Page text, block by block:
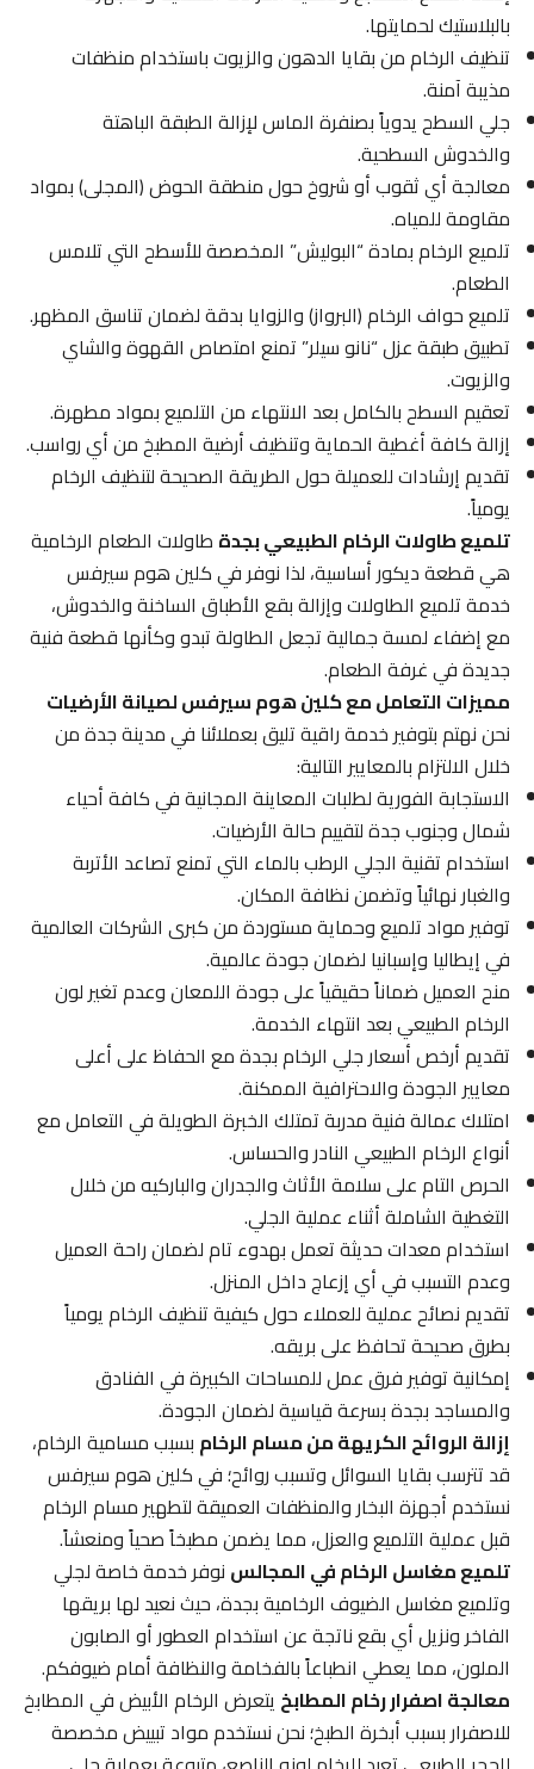
بالبلاستيك لحمايتها.
تنظيف الرخام من بقايا الدهون والزيوت باستخدام منظفات
مذيبة آمنة.
جلي السطح يدوياً بصنفرة الماس لإزالة الطبقة الباهتة
والخدوش السطحية.
معالجة أي ثقوب أو شروخ حول منطقة الحوض (المجلى) بمواد
مقاومة للمياه.
تلميع الرخام بمادة “البوليش” المخصصة للأسطح التي تلامس
الطعام.
تلميع حواف الرخام (البرواز) والزوايا بدقة لضمان تناسق المظهر.
تطبيق طبقة عزل “نانو سيلر” تمنع امتصاص القهوة والشاي
والزيوت.
تعقيم السطح بالكامل بعد الانتهاء من التلميع بمواد مطهرة.
إزالة كافة أغطية الحماية وتنظيف أرضية المطبخ من أي رواسب.
تقديم إرشادات للعميلة حول الطريقة الصحيحة لتنظيف الرخام
يومياً.
تلميع طاولات الرخام الطبيعي بجدةطاولات الطعام الرخامية
هي قطعة ديكور أساسية، لذا نوفر في كلين هوم سيرفس
خدمة تلميع الطاولات وإزالة بقع الأطباق الساخنة والخدوش،
مع إضفاء لمسة جمالية تجعل الطاولة تبدو وكأنها قطعة فنية
جديدة في غرفة الطعام.
مميزات التعامل مع كلين هوم سيرفس لصيانة الأرضيات
نحن نهتم بتوفير خدمة راقية تليق بعملائنا في مدينة جدة من
خلال الالتزام بالمعايير التالية:
الاستجابة الفورية لطلبات المعاينة المجانية في كافة أحياء
شمال وجنوب جدة لتقييم حالة الأرضيات.
استخدام تقنية الجلي الرطب بالماء التي تمنع تصاعد الأتربة
والغبار نهائياً وتضمن نظافة المكان.
توفير مواد تلميع وحماية مستوردة من كبرى الشركات العالمية
في إيطاليا وإسبانيا لضمان جودة عالمية.
منح العميل ضماناً حقيقياً على جودة اللمعان وعدم تغير لون
الرخام الطبيعي بعد انتهاء الخدمة.
تقديم أرخص أسعار جلي الرخام بجدة مع الحفاظ على أعلى
معايير الجودة والاحترافية الممكنة.
امتلاك عمالة فنية مدربة تمتلك الخبرة الطويلة في التعامل مع
أنواع الرخام الطبيعي النادر والحساس.
الحرص التام على سلامة الأثاث والجدران والباركيه من خلال
التغطية الشاملة أثناء عملية الجلي.
استخدام معدات حديثة تعمل بهدوء تام لضمان راحة العميل
وعدم التسبب في أي إزعاج داخل المنزل.
تقديم نصائح عملية للعملاء حول كيفية تنظيف الرخام يومياً
بطرق صحيحة تحافظ على بريقه.
إمكانية توفير فرق عمل للمساحات الكبيرة في الفنادق
والمساجد بجدة بسرعة قياسية لضمان الجودة.
إزالة الروائح الكريهة من مسام الرخامبسبب مسامية الرخام،
قد تترسب بقايا السوائل وتسبب روائح؛ في كلين هوم سيرفس
نستخدم أجهزة البخار والمنظفات العميقة لتطهير مسام الرخام
قبل عملية التلميع والعزل، مما يضمن مطبخاً صحياً ومنعشاً.
تلميع مغاسل الرخام في المجالسنوفر خدمة خاصة لجلي
وتلميع مغاسل الضيوف الرخامية بجدة، حيث نعيد لها بريقها
الفاخر ونزيل أي بقع ناتجة عن استخدام العطور أو الصابون
الملون، مما يعطي انطباعاً بالفخامة والنظافة أمام ضيوفكم.
معالجة اصفرار رخام المطابخيتعرض الرخام الأبيض في المطابخ
للاصفرار بسبب أبخرة الطبخ؛ نحن نستخدم مواد تبييض مخصصة